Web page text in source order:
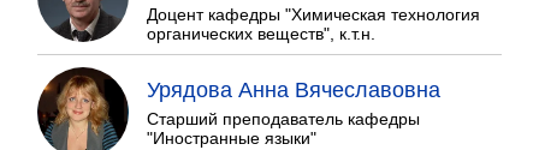
Доцент кафедры "Химическая технология
органических веществ", к.т.н.
Урядова Анна Вячеславовна
Старший преподаватель кафедры
"Иностранные языки"